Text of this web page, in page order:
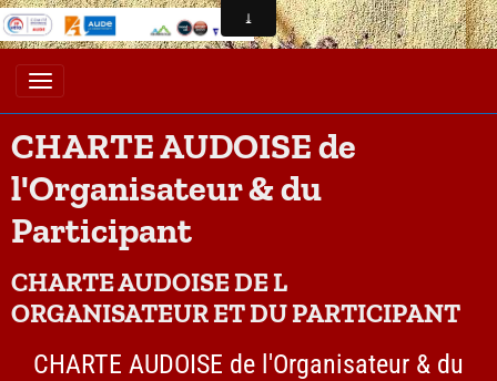
CHARTE AUDOISE de
l'Organisateur & du
Participant
CHARTE AUDOISE DE L
ORGANISATEUR ET DU PARTICIPANT
CHARTE AUDOISE de l'Organisateur & du